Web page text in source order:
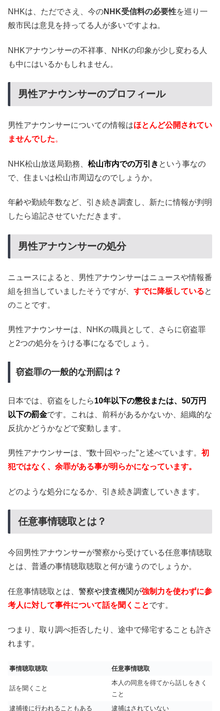
NHKは、ただでさえ、今のNHK受信料の必要性を巡り一
般市民は意見を持ってる人が多いですよね。
NHKアナウンサーの不祥事、NHKの印象が少し変わる人
も中にはいるかもしれません。
男性アナウンサーのプロフィール
男性アナウンサーについての情報はほとんど公開されてい
ませんでした。
NHK松山放送局勤務、 松山市内での万引き という事なの
で、住まいは松山市周辺なのでしょうか。
年齢や勤続年数など、引き続き調査し、新たに情報が判明
したら追記させていただきます。
男性アナウンサーの処分
ニュースによると、男性アナウンサーはニュースや情報番
組を担当していましたそうですが、 すでに降板していると
のことです。
男性アナウンサーは、NHKの職員として、さらに窃盗罪
と2つの処分をうける事になるでしょう。
窃盗罪の一般的な刑罰は？
日本では、窃盗をしたら10年以下の懲役または、50万円
以下の罰金です。これは、前科があるかないか、組織的な
反抗かどうかなどで変動します。
男性アナウンサーは、“数十回やった”と述べています。 初
犯ではなく、 余罪がある事が明らかになっています。
どのような処分になるか、引き続き調査していきます。
任意事情聴取とは？
今回男性アナウンサーが警察から受けている任意事情聴取
とは、普通の事情聴取聴取と何が違うのでしょうか。
任意事情聴取とは、 警察や捜査機関が強制力を使わずに参
考人に対して事件について話を聞くことです。
つまり、取り調べ拒否したり、途中で帰宅することも許さ
れます。
事情聴取聴取 任意事情聴取
話を聞くこと
本人の同意を得てから話しをきく
こと
逮捕後に行われることもある
逮捕はされていない